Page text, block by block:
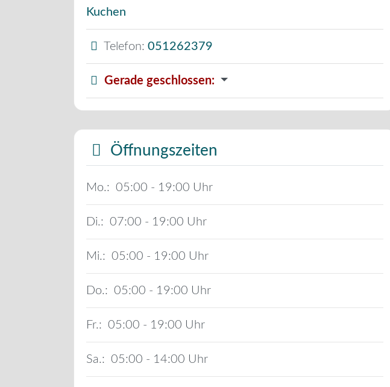
Kuchen
Telefon: 051262379
Gerade geschlossen:
Öffnungszeiten
Mo.: 05:00 - 19:00
Di.: 07:00 - 19:00
Mi.: 05:00 - 19:00
Do.: 05:00 - 19:00
Fr.: 05:00 - 19:00
Sa.: 05:00 - 14:00